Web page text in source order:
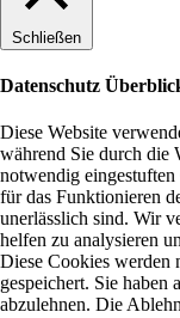
Schließen
Datenschutz
Diese Website
während Sie durch die
notwendig
für das Funktionieren
unerlässlich sind. Wir
helfen zu analysieren
Diese Cookies
gespeichert. Sie
abzulehnen. Die